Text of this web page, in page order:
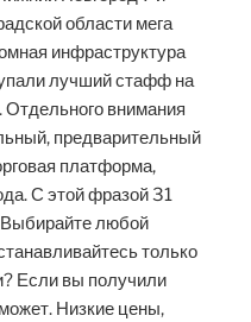
области мега
инфраструктура
лучший стафф на
Отдельного внимания
предварительный
платформа,
С этой фразой 31
любой
только
Если вы получили
Низкие цены,